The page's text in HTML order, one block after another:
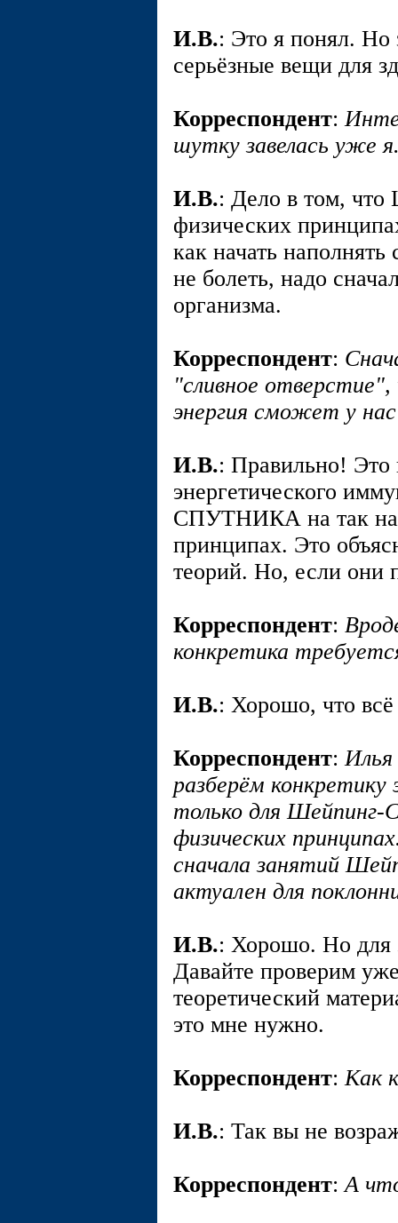
И.В.: Это я понял.
серьёзные вещи для
Корреспондент:
шутку завелась уже
И.В.: Дело в том,
физических
как начать
не болеть, надо
организма.
Корреспондент:
"сливное
энергия сможет у
И.В.: Правильно! Это
энергетического
СПУТНИКА на так
принципах. Это
теорий. Но, если они
Корреспондент:
конкретика
И.В.: Хорошо, что всё
Корреспондент:Илья
разберём
только для
физических
сначала занятий
актуален для
И.В.: Хорошо. Но для
Давайте проверим
теоретический
это мне нужно.
Корреспондент:Как
И.В.: Так вы не
Корреспондент:А